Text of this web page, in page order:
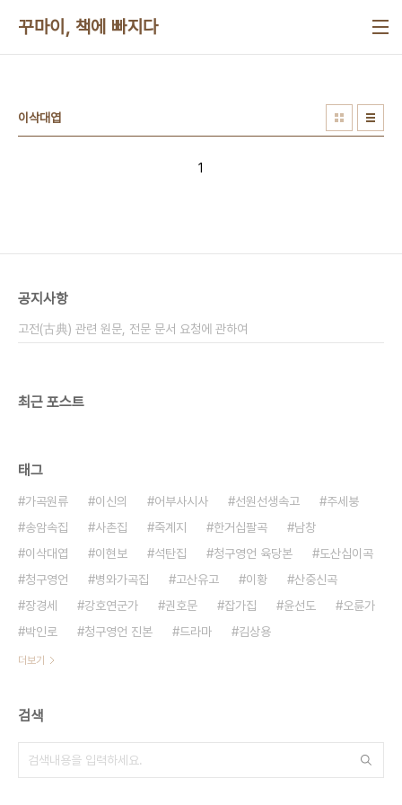
꾸마이, 책에 빠지다
이삭대엽
1
공지사항
고전(古典) 관련 원문, 전문 문서 요청에 관하여
최근 포스트
태그
가곡원류 이신의 어부사시사 선원선생속고
주세붕
송암속집
사촌집 죽계지 한거십팔곡
남창
이삭대엽
이현보 석탄집 청구영언 육당본
도산십이곡
청구영언
병와가곡집 고산유고 이황
산중신곡
장경세
강호연군가 권호문 잡가집 윤선도
오륜가
박인로
청구영언 진본 드라마 김상용
더보기
검색